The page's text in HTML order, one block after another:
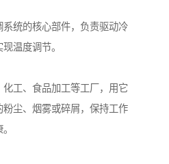
统的核心部件，负责驱动冷
温度调节。
工、食品加工等工厂，用它
尘、烟雾或碎屑，保持工作